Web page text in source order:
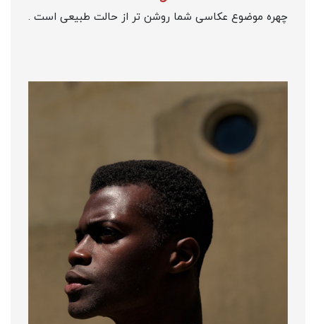
چهره موضوع عکاسی شما روشن تر از حالت طبیعی است .